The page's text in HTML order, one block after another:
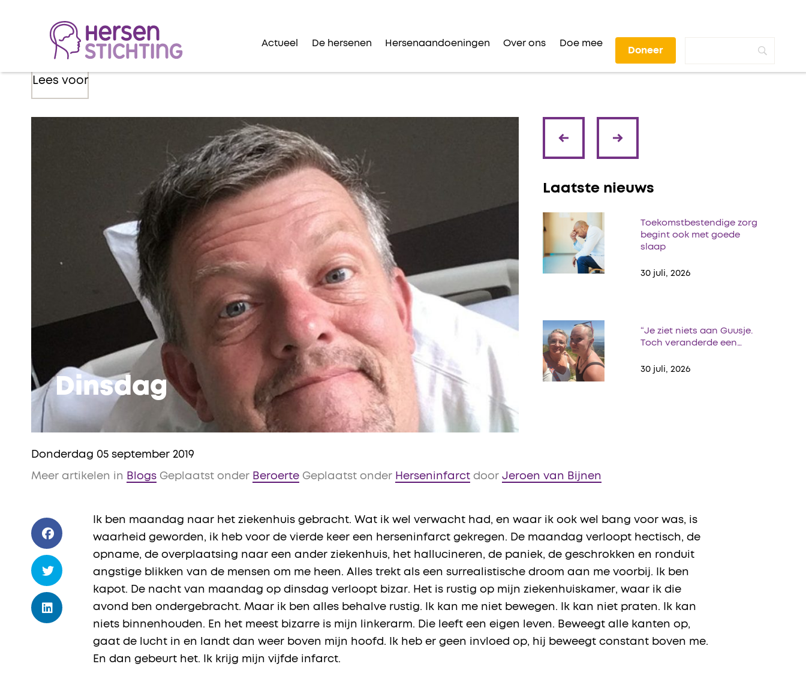
Actueel De hersenen Hersenaandoeningen Over ons Doe mee
Doneer
Lees voor
Dinsdag
Laatste nieuws
Toekomstbestendige zorg
begint ook met goede
slaap
30 juli, 2026
“Je ziet niets aan Guusje.
Toch veranderde een…
30 juli, 2026
Donderdag 05 september 2019
Meer artikelen in Blogs Geplaatst onder Beroerte Geplaatst onder Herseninfarct door Jeroen van Bijnen
Ik ben maandag naar het ziekenhuis gebracht. Wat ik wel verwacht had, en waar ik ook wel bang voor was, is
waarheid geworden, ik heb voor de vierde keer een herseninfarct gekregen. De maandag verloopt hectisch, de
opname, de overplaatsing naar een ander ziekenhuis, het hallucineren, de paniek, de geschrokken en ronduit
angstige blikken van de mensen om me heen. Alles trekt als een surrealistische droom aan me voorbij. Ik ben
kapot. De nacht van maandag op dinsdag verloopt bizar. Het is rustig op mijn ziekenhuiskamer, waar ik die
avond ben ondergebracht. Maar ik ben alles behalve rustig. Ik kan me niet bewegen. Ik kan niet praten. Ik kan
niets binnenhouden. En het meest bizarre is mijn linkerarm. Die leeft een eigen leven. Beweegt alle kanten op,
gaat de lucht in en landt dan weer boven mijn hoofd. Ik heb er geen invloed op, hij beweegt constant boven me.
En dan gebeurt het. Ik krijg mijn vijfde infarct.